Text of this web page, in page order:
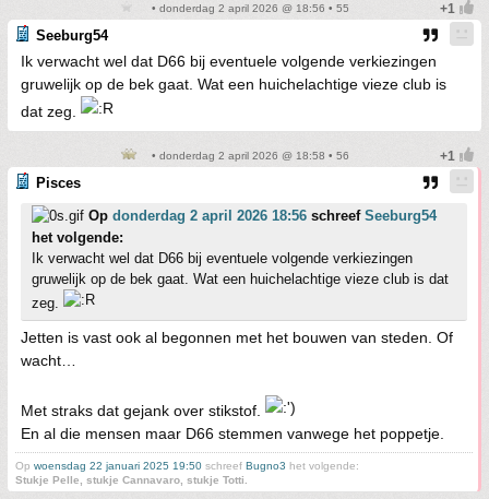
• donderdag 2 april 2026 @ 18:56 • 55
Seeburg54
Ik verwacht wel dat D66 bij eventuele volgende verkiezingen
gruwelijk op de bek gaat. Wat een huichelachtige vieze club is
dat zeg.
• donderdag 2 april 2026 @ 18:58 • 56
Pisces
Op donderdag 2 april 2026 18:56 schreef Seeburg54
het volgende:
Ik verwacht wel dat D66 bij eventuele volgende verkiezingen
gruwelijk op de bek gaat. Wat een huichelachtige vieze club is dat
zeg.
Jetten is vast ook al begonnen met het bouwen van steden. Of
wacht…
Met straks dat gejank over stikstof.
En al die mensen maar D66 stemmen vanwege het poppetje.
Op woensdag 22 januari 2025 19:50 schreef Bugno3 het volgende:
Stukje Pelle, stukje Cannavaro, stukje Totti.